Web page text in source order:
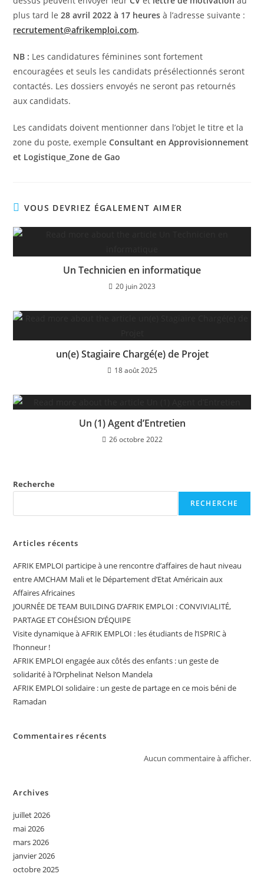
plus tard le28 avril 2022 à 17 heures à l’adresse suivante :
recrutement@afrikemploi.com.
NB : Les candidatures féminines sont fortement
encouragées et seuls les candidats présélectionnés seront
contactés. Les dossiers envoyés ne seront pas retournés
aux candidats.
Les candidats doivent mentionner dans l’objet le titre et la
zone du poste, exempleConsultant en Approvisionnement
et Logistique_Zone de Gao
VOUS DEVRIEZ ÉGALEMENT AIMER
Un Technicien en informatique
20 juin 2023
un(e) Stagiaire Chargé(e) de Projet
18 août 2025
Un (1) Agent d’Entretien
26 octobre 2022
Recherche
RECHERCHE
Articles récents
AFRIK EMPLOI participe à une rencontre d’affaires de haut niveau
entre AMCHAM Mali et le Département d’Etat Américain aux
Affaires Africaines
JOURNÉE DE TEAM BUILDING D’AFRIK EMPLOI : CONVIVIALITÉ,
PARTAGE ET COHÉSION D’ÉQUIPE
Visite dynamique à AFRIK EMPLOI : les étudiants de l’ISPRIC à
l’honneur !
AFRIK EMPLOI engagée aux côtés des enfants : un geste de
solidarité à l’Orphelinat Nelson Mandela
AFRIK EMPLOI solidaire : un geste de partage en ce mois béni de
Ramadan
Commentaires récents
Aucun commentaire à afficher.
Archives
juillet 2026
mai 2026
mars 2026
janvier 2026
octobre 2025